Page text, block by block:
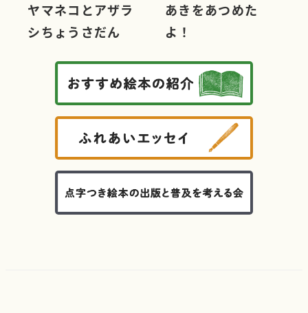
ヤマネコとアザラ
シちょうさだん
あきをあつめた
よ！